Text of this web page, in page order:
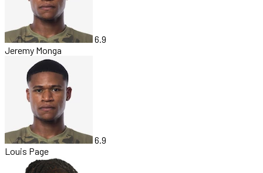
6.9
Jeremy Monga
6.9
Louis Page